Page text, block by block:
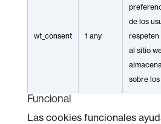
wt_consent 1 any
de los
respeten
al sitio
sobre
Funcional
Las cookies funcionales